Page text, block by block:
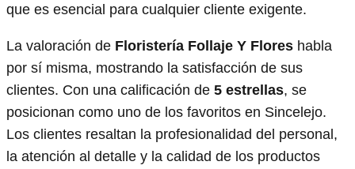
que es esencial para cualquier cliente exigente.
La valoración de Floristería Follaje Y Flores habla
por sí misma, mostrando la satisfacción de sus
clientes. Con una calificación de 5 estrellas, se
posicionan como uno de los favoritos en Sincelejo.
Los clientes resaltan la profesionalidad del personal,
la atención al detalle y la calidad de los productos